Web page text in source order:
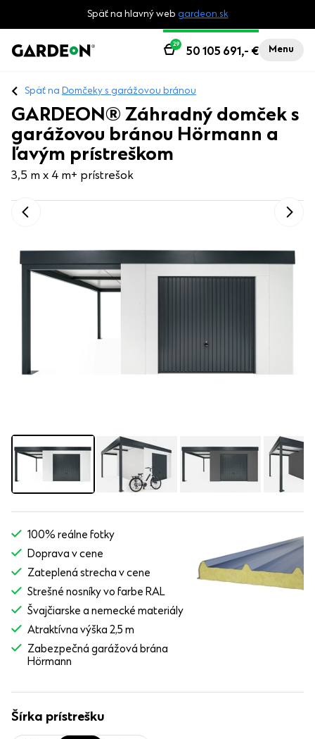
Späť na hlavný web gardeon.sk
Menu
50 105 691,- €
29
Späť na Domčeky s garážovou bránou
GARDEON® Záhradný domček s
garážovou bránou Hörmann a
ľavým prístreškom
3,5 m x 4 m+ prístrešok
100% reálne fotky
Doprava v cene
Zateplená strecha v cene
Strešné nosníky vo farbe RAL
Švajčiarske a nemecké materiály
Atraktívna výška 2,5 m
Zabezpečná garážová brána
Hörmann
Šírka prístrešku